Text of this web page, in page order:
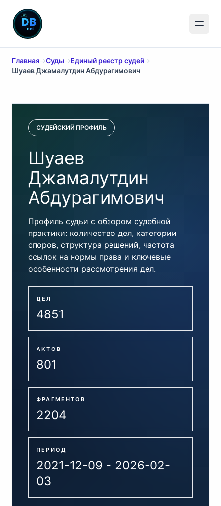
Главная→Суды→Единый реестр судей→
Шуаев Джамалутдин Абдурагимович
СУДЕЙСКИЙ ПРОФИЛЬ
Шуаев
Джамалутдин
Абдурагимович
Профиль судьи с обзором судебной
практики: количество дел, категории
споров, структура решений, частота
ссылок на нормы права и ключевые
особенности рассмотрения дел.
ДЕЛ
4851
АКТОВ
801
ФРАГМЕНТОВ
2204
ПЕРИОД
2021-12-09 - 2026-02-
03